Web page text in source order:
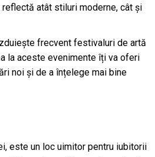
atât stiluri moderne, cât și
frecvent festivaluri de artă
la aceste evenimente îți va oferi
noi și de a înțelege mai bine
este un loc uimitor pentru iubitorii